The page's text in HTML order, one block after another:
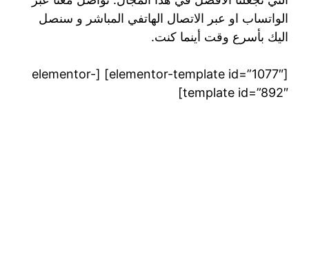
الواتساب او عبر الاتصال الهاتفي المباشر و سنصل
اليك بأسرع وقت أينما كنت.
[elementor-template id=”1077″] [elementor-
template id=”892″]